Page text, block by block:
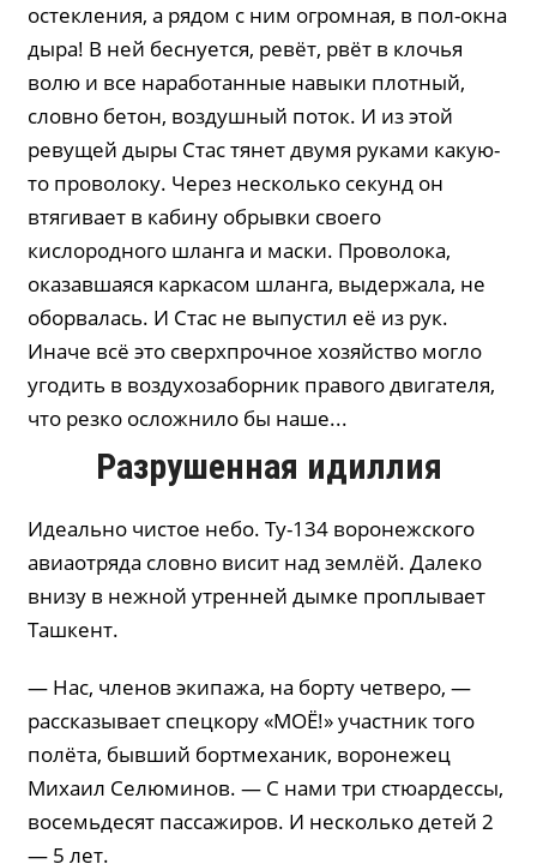
остекления, а рядом с ним огромная, в пол-окна
дыра! В ней беснуется, ревёт, рвёт в клочья
волю и все наработанные навыки плотный,
словно бетон, воздушный поток. И из этой
ревущей дыры Стас тянет двумя руками какую-
то проволоку. Через несколько секунд он
втягивает в кабину обрывки своего
кислородного шланга и маски. Проволока,
оказавшаяся каркасом шланга, выдержала, не
оборвалась. И Стас не выпустил её из рук.
Иначе всё это сверхпрочное хозяйство могло
угодить в воздухозаборник правого двигателя,
что резко осложнило бы наше...
Разрушенная идиллия
Идеально чистое небо. Ту-134 воронежского
авиаотряда словно висит над землёй. Далеко
внизу в нежной утренней дымке проплывает
Ташкент.
— Нас, членов экипажа, на борту четверо, —
рассказывает спецкору «МОЁ!» участник того
полёта, бывший бортмеханик, воронежец
Михаил Селюминов. — С нами три стюардессы,
восемьдесят пассажиров. И несколько детей 2
— 5 лет.